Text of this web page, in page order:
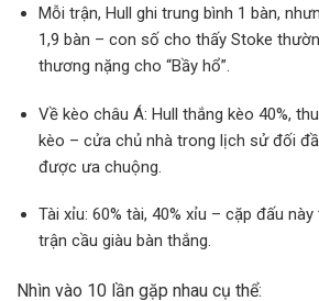
Mỗi trận, Hull ghi trung bình 1 bàn,
1,9 bàn – con số cho thấy Stoke
thương nặng cho “Bầy hổ”.
Về kèo châu Á: Hull thắng kèo 40%,
kèo – cửa chủ nhà trong lịch sử đối
được ưa chuộng.
Tài xỉu: 60% tài, 40% xỉu – cặp đấu
trận cầu giàu bàn thắng.
Nhìn vào 10 lần gặp nhau cụ thể: